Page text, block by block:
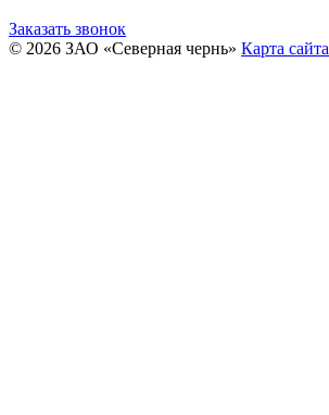
Заказать звонок
© 2026 ЗАО «Северная чернь» Карта сайта